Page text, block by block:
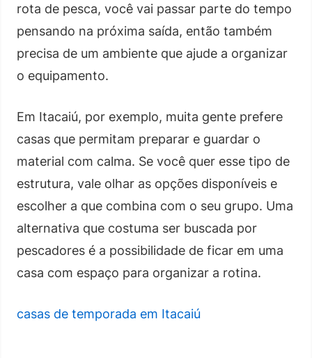
rota de pesca, você vai passar parte do tempo
pensando na próxima saída, então também
precisa de um ambiente que ajude a organizar
o equipamento.
Em Itacaiú, por exemplo, muita gente prefere
casas que permitam preparar e guardar o
material com calma. Se você quer esse tipo de
estrutura, vale olhar as opções disponíveis e
escolher a que combina com o seu grupo. Uma
alternativa que costuma ser buscada por
pescadores é a possibilidade de ficar em uma
casa com espaço para organizar a rotina.
casas de temporada em Itacaiú